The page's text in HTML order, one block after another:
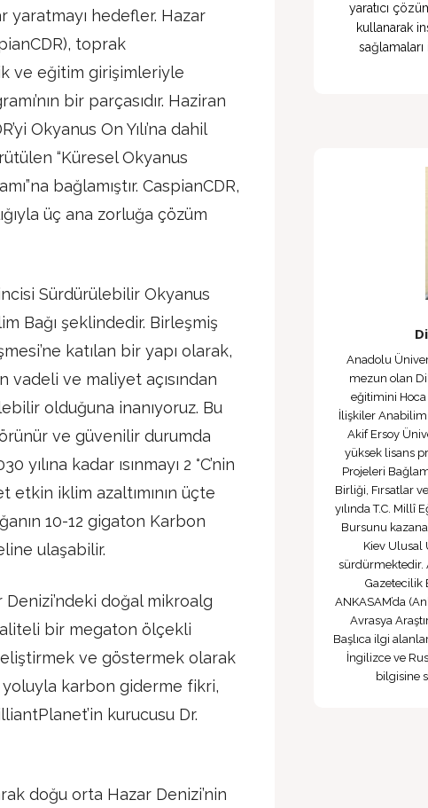
yaratmayı hedefler. Hazar
toprak
ve eğitim girişimleriyle
bir parçasıdır. Haziran
Okyanus On Yılı’na dahil
“Küresel Okyanus
bağlamıştır. CaspianCDR,
üç ana zorluğa çözüm
Sürdürülebilir Okyanus
Bağı şeklindedir. Birleşmiş
katılan bir yapı olarak,
vadeli ve maliyet açısından
olduğuna inanıyoruz. Bu
ve güvenilir durumda
kadar ısınmayı 2 °C’nin
iklim azaltımının üçte
10-12 gigaton Karbon
ulaşabilir.
Denizi’ndeki doğal mikroalg
bir megaton ölçekli
ve göstermek olarak
karbon giderme fikri,
kurucusu Dr.
doğu orta Hazar Denizi’nin
yaratıcı
kullanarak
Anadolu
mezun olan
eğitimini Hoca
İlişkiler Anabilim
Akif Ersoy
yüksek lisans
Projeleri
Birliği, Fırsatlar
yılında T.C. Millî
Bursunu
Kiev Ulusal
sürdürmektedir.
Gazetecilik
ANKASAM’da
Avrasya
Başlıca ilgi
İngilizce ve
bilgisine